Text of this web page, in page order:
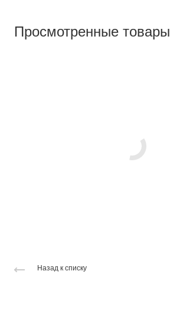
Просмотренные товары
Назад к списку